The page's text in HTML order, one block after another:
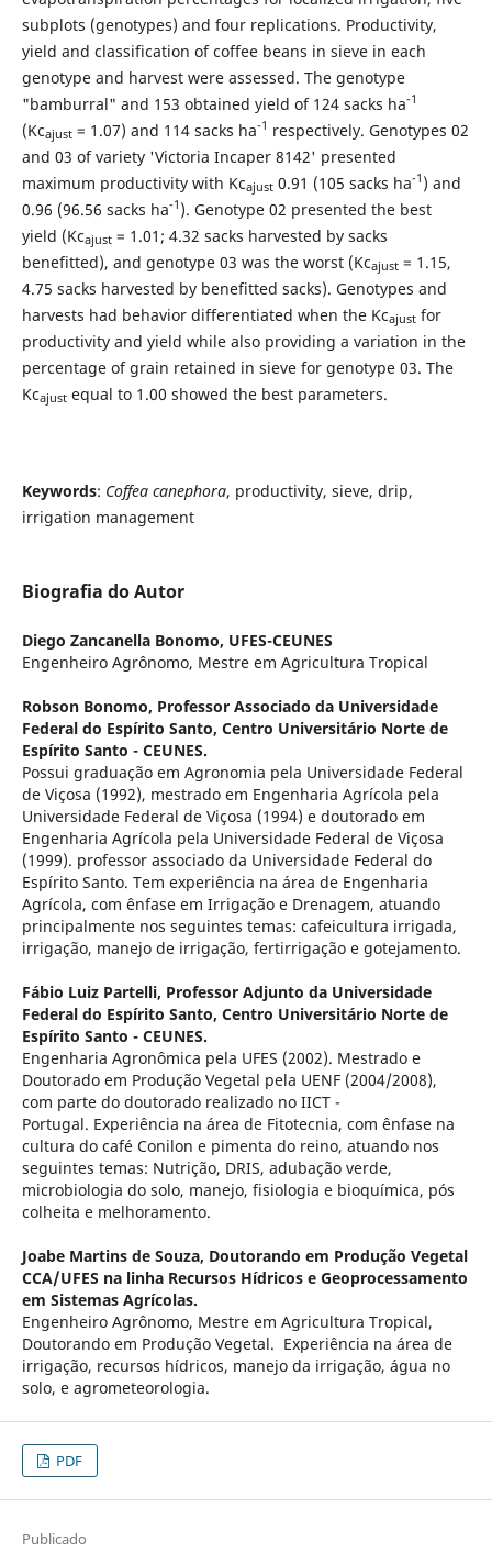
subplots (genotypes) and four replications. Productivity,
yield and classification of coffee beans in sieve in each
genotype and harvest were assessed. The genotype
"bamburral" and 153 obtained yield of 124 sacks ha-1
(Kcajust= 1.07) and 114 sacks ha-1 respectively. Genotypes 02
and 03 of variety 'Victoria Incaper 8142' presented
maximum productivity with Kcajust0.91 (105 sacks ha-1 ) and
0.96 (96.56 sacks ha-1 ). Genotype 02 presented the best
yield (Kcajust= 1.01; 4.32 sacks harvested by sacks
benefitted), and genotype 03 was the worst (Kcajust= 1.15,
4.75 sacks harvested by benefitted sacks). Genotypes and
harvests had behavior differentiated when the Kcajustfor
productivity and yield while also providing a variation in the
percentage of grain retained in sieve for genotype 03. The
Kcajustequal to 1.00 showed the best parameters.
Keywords: Coffea canephora, productivity, sieve, drip,
irrigation management
Biografia do Autor
Diego Zancanella Bonomo, UFES-CEUNES
Engenheiro Agrônomo, Mestre em Agricultura Tropical
Robson Bonomo, Professor Associado da Universidade
Federal do Espírito Santo, Centro Universitário Norte de
Espírito Santo - CEUNES.
Possui graduação em Agronomia pela Universidade Federal
de Viçosa (1992), mestrado em Engenharia Agrícola pela
Universidade Federal de Viçosa (1994) e doutorado em
Engenharia Agrícola pela Universidade Federal de Viçosa
(1999). professor associado da Universidade Federal do
Espírito Santo. Tem experiência na área de Engenharia
Agrícola, com ênfase em Irrigação e Drenagem, atuando
principalmente nos seguintes temas: cafeicultura irrigada,
irrigação, manejo de irrigação, fertirrigação e gotejamento.
Fábio Luiz Partelli, Professor Adjunto da Universidade
Federal do Espírito Santo, Centro Universitário Norte de
Espírito Santo - CEUNES.
Engenharia Agronômica pela UFES (2002). Mestrado e
Doutorado em Produção Vegetal pela UENF (2004/2008),
com parte do doutorado realizado no IICT -
Portugal. Experiência na área de Fitotecnia, com ênfase na
cultura do café Conilon e pimenta do reino, atuando nos
seguintes temas: Nutrição, DRIS, adubação verde,
microbiologia do solo, manejo, fisiologia e bioquímica, pós
colheita e melhoramento.
Joabe Martins de Souza, Doutorando em Produção Vegetal
CCA/UFES na linha Recursos Hídricos e Geoprocessamento
em Sistemas Agrícolas.
Engenheiro Agrônomo, Mestre em Agricultura Tropical,
Doutorando em Produção Vegetal. Experiência na área de
irrigação, recursos hídricos, manejo da irrigação, água no
solo, e agrometeorologia.
PDF
Publicado